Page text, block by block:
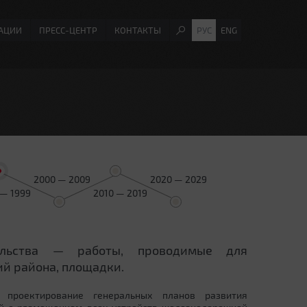
ПРЕСС-ЦЕНТР КОНТАКТЫ РУС ENG
1999
2000 — 2009
2010 — 2019
2020 — 2029
— работы, проводимые для
района, площадки.
генеральных планов развития